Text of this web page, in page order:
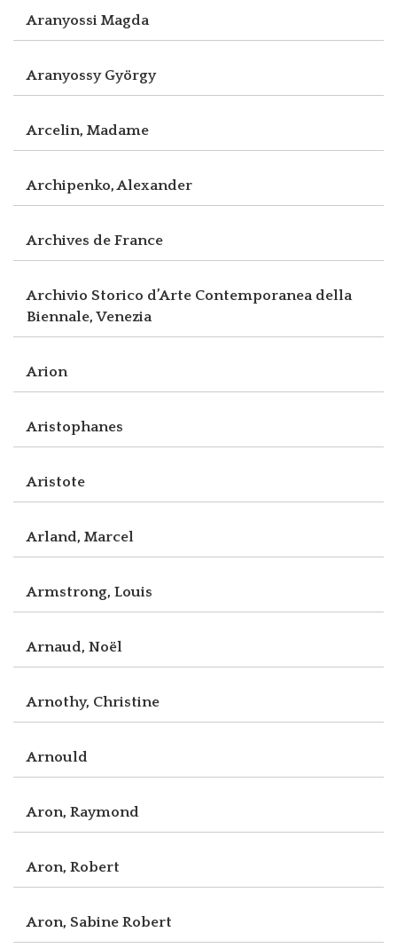
Aranyossi Magda
Aranyossy György
Arcelin, Madame
Archipenko, Alexander
Archives de France
Archivio Storico d’Arte Contemporanea della
Biennale, Venezia
Arion
Aristophanes
Aristote
Arland, Marcel
Armstrong, Louis
Arnaud, Noël
Arnothy, Christine
Arnould
Aron, Raymond
Aron, Robert
Aron, Sabine Robert